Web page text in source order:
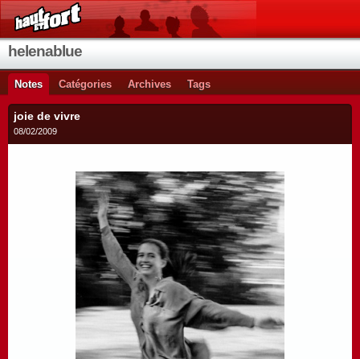
helenablue
Notes Catégories Archives Tags
joie de vivre
08/02/2009